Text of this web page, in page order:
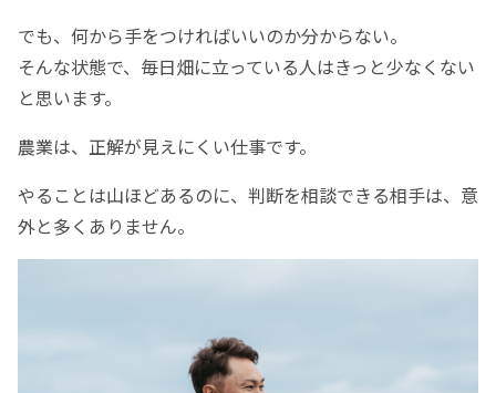
でも、何から手をつければいいのか分からない。
そんな状態で、毎日畑に立っている人はきっと少なくない
と思います。
農業は、正解が見えにくい仕事です。
やることは山ほどあるのに、判断を相談できる相手は、意
外と多くありません。